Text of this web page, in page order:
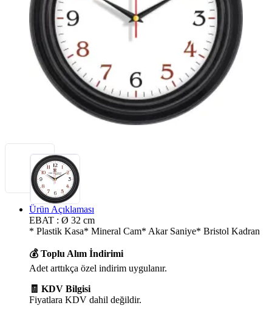
Ürün Açıklaması
EBAT : Ø 32 cm
* Plastik Kasa* Mineral Cam* Akar Saniye* Bristol Kadran
💰 Toplu Alım İndirimi
Adet arttıkça özel indirim uygulanır.
🧾 KDV Bilgisi
Fiyatlara KDV dahil değildir.